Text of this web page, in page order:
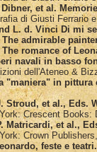
et al.
di Giusti Ferrario
L. d. Vinci Di mi
admirable
romance of
navali in basso
dell'Ateneo &
"maniera" in
Stroud, et al., Eds.
Crescent Books:
Matricardi, et al.,
Crown
feste e